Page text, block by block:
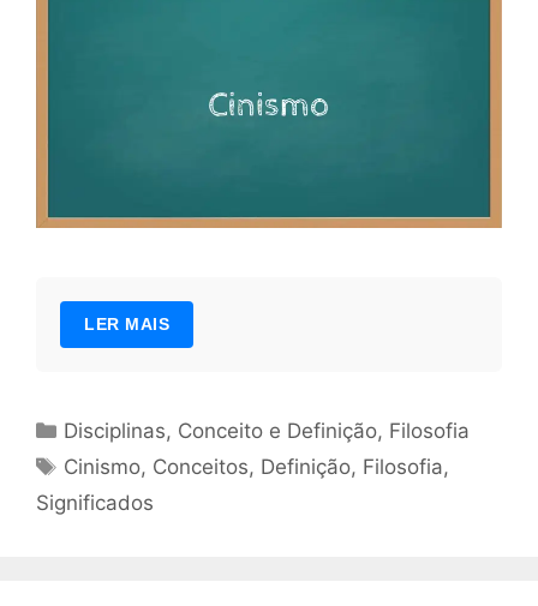
LER MAIS
Categorias
Disciplinas, Conceito e Definição, Filosofia
Tags
Cinismo, Conceitos, Definição, Filosofia,
Significados